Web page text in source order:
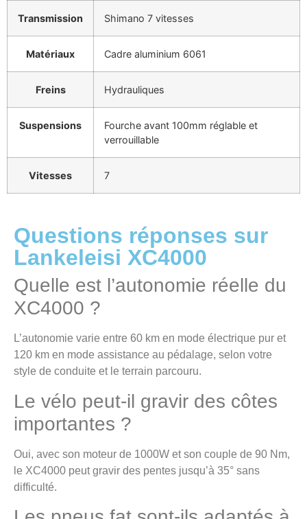
Transmission Shimano 7 vitesses
Matériaux Cadre aluminium 6061
Freins Hydrauliques
Suspensions
Fourche avant 100mm réglable et
verrouillable
Vitesses 7
Questions réponses sur
Lankeleisi XC4000
Quelle est l’autonomie réelle du
XC4000 ?
L’autonomie varie entre 60 km en mode électrique pur et
120 km en mode assistance au pédalage, selon votre
style de conduite et le terrain parcouru.
Le vélo peut-il gravir des côtes
importantes ?
Oui, avec son moteur de 1000W et son couple de 90 Nm,
le XC4000 peut gravir des pentes jusqu’à 35° sans
difficulté.